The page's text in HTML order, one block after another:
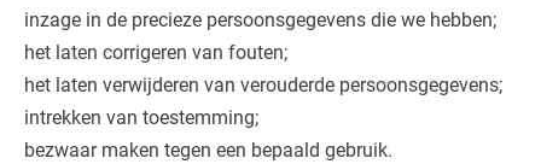
inzage in de precieze persoonsgegevens die we hebben;
het laten corrigeren van fouten;
het laten verwijderen van verouderde persoonsgegevens;
intrekken van toestemming;
bezwaar maken tegen een bepaald gebruik.